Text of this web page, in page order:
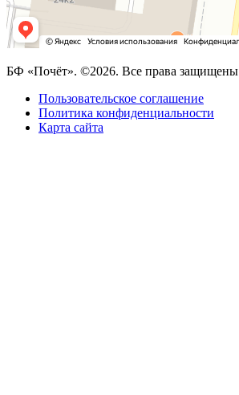
БФ «Почёт». ©2026. Все права защищены
Пользовательское соглашение
Политика конфиденциальности
Карта сайта